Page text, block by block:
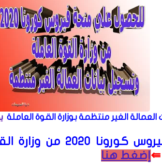
العمالة الغير منتظمة بوزارة القوة العاملة
وزارة القوة العاملة
⇚إضغط هنا